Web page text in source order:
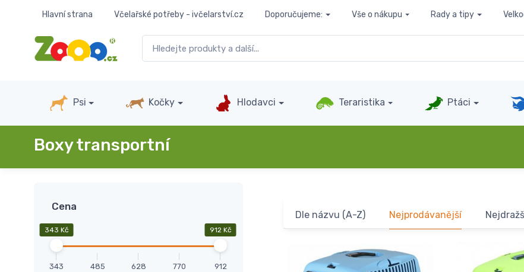
Hlavní strana Včelařské potřeby - ivčelarství.cz Doporučujeme: Vše o nákupu Rady a tipy
Psi Kočky Hlodavci Teraristika Ptáci
Boxy transportní
Cena
343 Kč 912 Kč
343 485 628 770 912
Dle názvu (A-Z) Nejprodávanější